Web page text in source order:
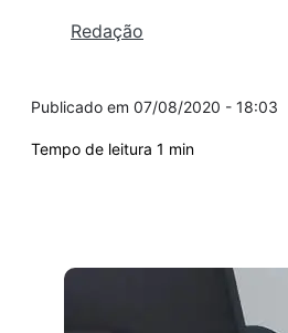
Redação
07/08/2020 - 18:03